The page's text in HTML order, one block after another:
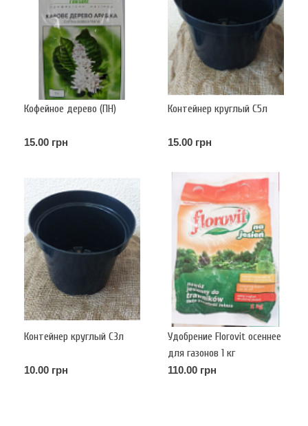
Кофейное дерево (ПН)
15.00 грн
Контейнер круглый С5л
15.00 грн
Контейнер круглый С3л
10.00 грн
Удобрение Florovit осеннее
для газонов 1 кг
110.00 грн